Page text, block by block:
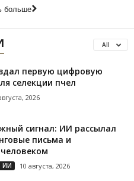
больше
All
первую цифровую
селекции пчел
2026
сигнал: ИИ рассылал
письма и
ИИ 10 августа, 2026